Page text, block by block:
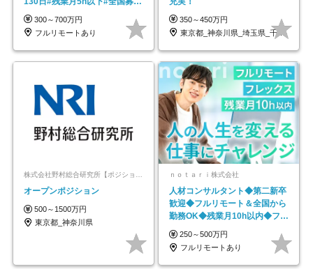
#最大1年の研修
300～700万円
フルリモートあり
350～450万円
東京都_神奈川県_埼玉県_千葉県_大阪府…
オープンポジション
500～1500万円
東京都_神奈川県
ｎｏｔａｒｉ株式会社
人材コンサルタント◆第二新卒
歓迎◆フルリモート＆全国から
勤務OK◆残業月10h以内◆フレ
ックス制
250～500万円
フルリモートあり